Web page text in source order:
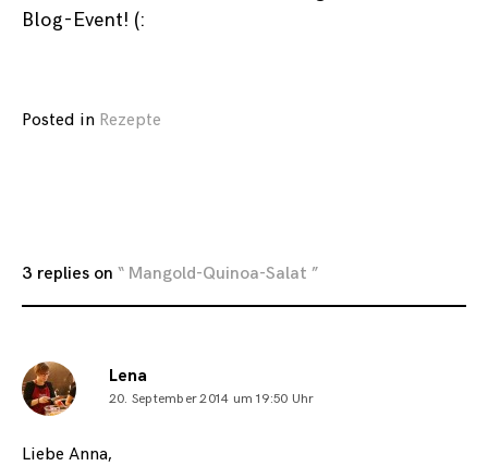
Blog-Event! (:
Posted in Rezepte
3 replies on “ Mangold-Quinoa-Salat ”
Lena
20. September 2014 um 19:50 Uhr
Liebe Anna,